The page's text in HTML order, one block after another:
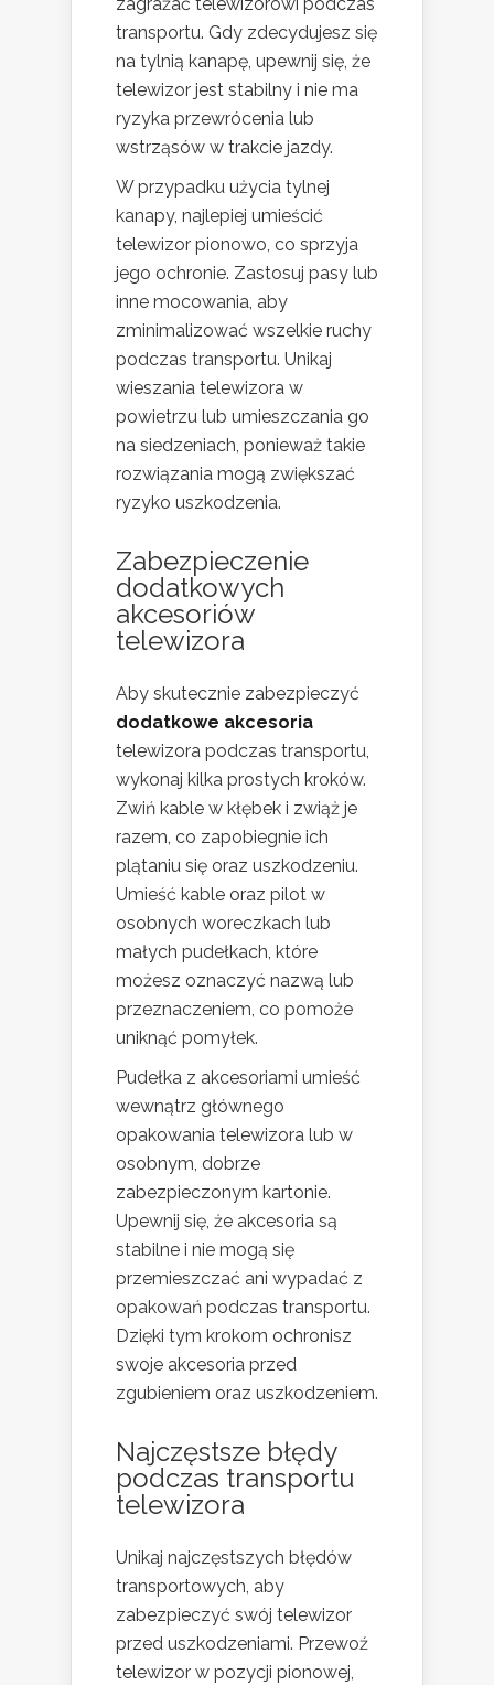
zagrażać telewizorowi podczas
transportu. Gdy zdecydujesz się
na tylnią kanapę, upewnij się, że
telewizor jest stabilny i nie ma
ryzyka przewrócenia lub
wstrząsów w trakcie jazdy.
W przypadku użycia tylnej
kanapy, najlepiej umieścić
telewizor pionowo, co sprzyja
jego ochronie. Zastosuj pasy lub
inne mocowania, aby
zminimalizować wszelkie ruchy
podczas transportu. Unikaj
wieszania telewizora w
powietrzu lub umieszczania go
na siedzeniach, ponieważ takie
rozwiązania mogą zwiększać
ryzyko uszkodzenia.
Zabezpieczenie
dodatkowych
akcesoriów
telewizora
Aby skutecznie zabezpieczyć
dodatkowe akcesoria
telewizora podczas transportu,
wykonaj kilka prostych kroków.
Zwiń kable w kłębek i zwiąż je
razem, co zapobiegnie ich
plątaniu się oraz uszkodzeniu.
Umieść kable oraz pilot w
osobnych woreczkach lub
małych pudełkach, które
możesz oznaczyć nazwą lub
przeznaczeniem, co pomoże
uniknąć pomyłek.
Pudełka z akcesoriami umieść
wewnątrz głównego
opakowania telewizora lub w
osobnym, dobrze
zabezpieczonym kartonie.
Upewnij się, że akcesoria są
stabilne i nie mogą się
przemieszczać ani wypadać z
opakowań podczas transportu.
Dzięki tym krokom ochronisz
swoje akcesoria przed
zgubieniem oraz uszkodzeniem.
Najczęstsze błędy
podczas transportu
telewizora
Unikaj najczęstszych błędów
transportowych, aby
zabezpieczyć swój telewizor
przed uszkodzeniami. Przewoź
telewizor w pozycji pionowej,